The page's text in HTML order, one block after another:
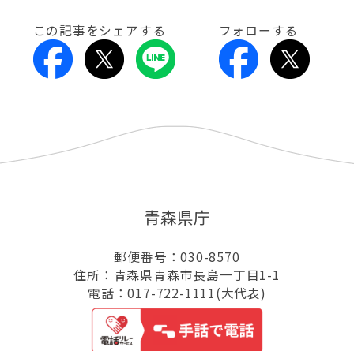
この記事をシェアする フォローする
青森県庁
郵便番号：030-8570
住所：青森県青森市長島一丁目1-1
電話：017-722-1111(大代表)